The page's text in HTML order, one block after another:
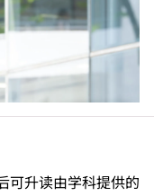
可升读由学科提供的